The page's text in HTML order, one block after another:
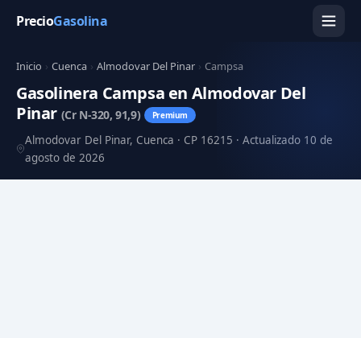
PrecioGasolina
Inicio › Cuenca › Almodovar Del Pinar › Campsa
Gasolinera Campsa en Almodovar Del
Pinar (Cr N-320, 91,9) Premium
Almodovar Del Pinar, Cuenca · CP 16215 · Actualizado 10 de
agosto de 2026